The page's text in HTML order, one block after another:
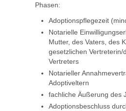
Phasen:
Adoptionspflegezeit
Notarielle
Mutter, des Vaters, des
gesetzlichen Vertreterin/
Vertreters
Notarieller
Adoptiveltern
fachliche Äußerung des
Adoptionsbeschluss